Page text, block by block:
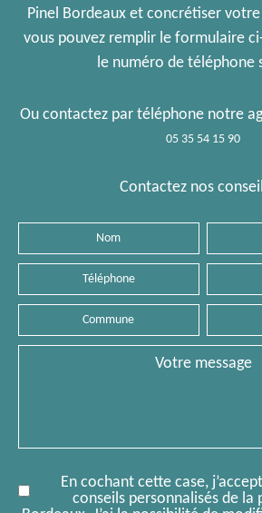
Pinel Bordeaux et concrétiser
vous pouvez remplir le formulaire
le numéro de téléphone
Ou contactez par téléphone notre
05 35 54 15 90
Contactez nos
Téléphone
Commune
postal
En cochant cette case,
conseils personnalisés de la